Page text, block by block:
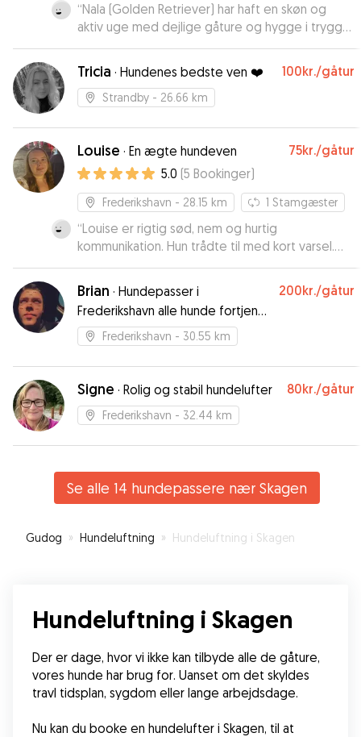
“Nala (Golden Retriever) har haft en skøn og
aktiv uge med dejlige gåture og hygge i trygge
og gode rammer. De varmeste anbefalinger
herfra 😀 Det bliver ikke sidste gang vi bruger
Dann som hundepasser.”
Tricia · Hundenes bedste ven ❤️ 100kr./gåtur
Strandby - 26.66 km
Louise · En ægte hundeven 75kr./gåtur
5.0 (5 Bookinger)
Frederikshavn - 28.15 km 1 Stamgæster
“Louise er rigtig sød, nem og hurtig
kommunikation. Hun trådte til med kort varsel.
Og sendte billeder med opdateringer og
løbende. Vil helt sikker bruge hende igen og
anbefale hende til andre også. ,👍🙏👏”
Brian · Hundepasser i
Frederikshavn alle hunde fortjener
kærlighed
200kr./gåtur
Frederikshavn - 30.55 km
Signe · Rolig og stabil hundelufter 80kr./gåtur
Frederikshavn - 32.44 km
Se alle 14 hundepassere nær Skagen
Gudog » Hundeluftning » Hundeluftning i Skagen
Hundeluftning i Skagen
Der er dage, hvor vi ikke kan tilbyde alle de gåture,
vores hunde har brug for. Uanset om det skyldes
travl tidsplan, sygdom eller lange arbejdsdage.
Nu kan du booke en hundelufter i Skagen, til at